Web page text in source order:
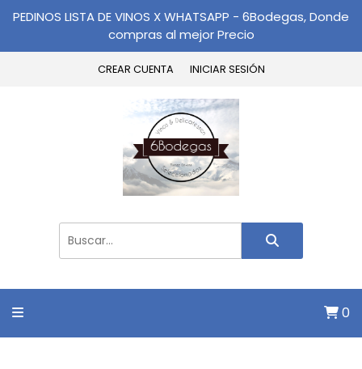
PEDINOS LISTA DE VINOS X WHATSAPP - 6Bodegas, Donde
compras al mejor Precio
CREAR CUENTA INICIAR SESIÓN
0